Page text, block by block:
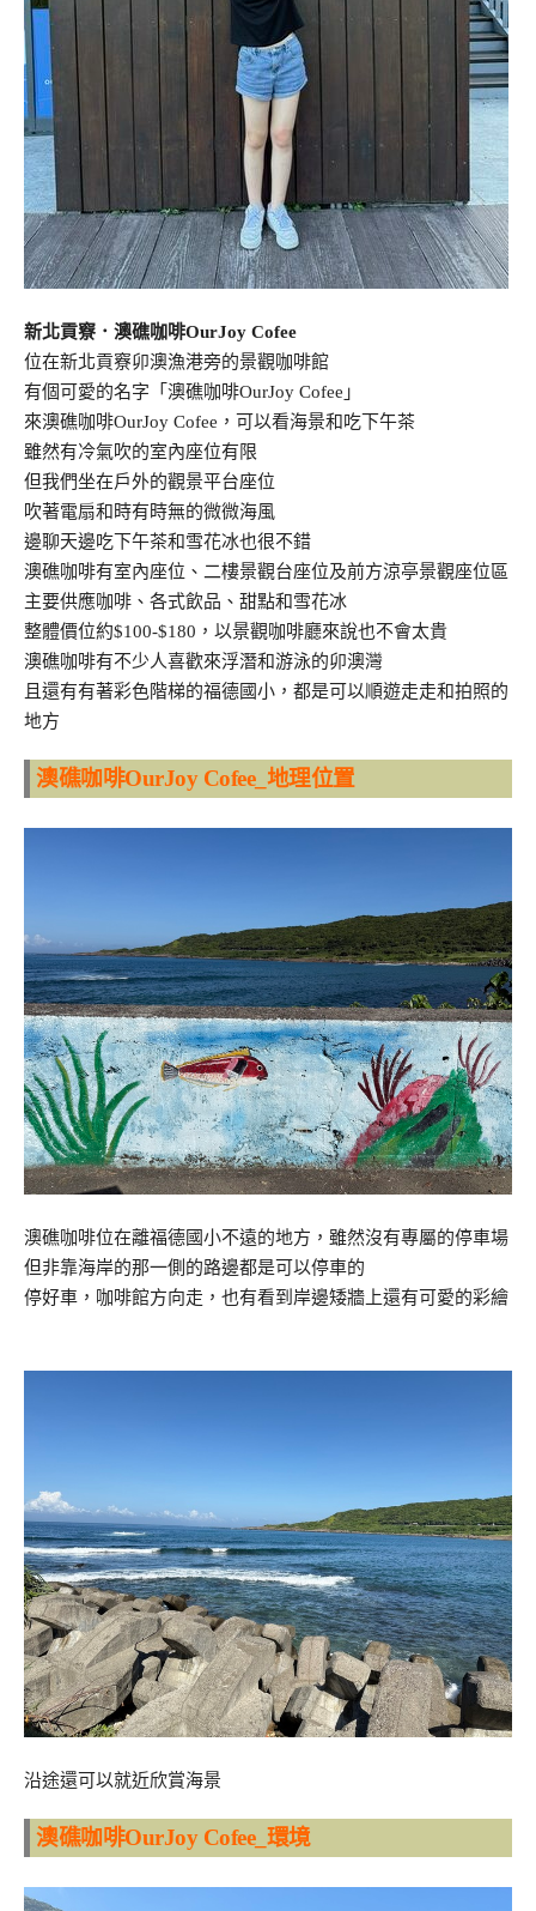
新北貢竂．澳礁咖啡OurJoy Cofee
位在新北貢竂卯澳漁港旁的景觀咖啡館
有個可愛的名字「澳礁咖啡OurJoy Cofee」
來澳礁咖啡OurJoy Cofee，可以看海景和吃下午茶
雖然有冷氣吹的室內座位有限
但我們坐在戶外的觀景平台座位
吹著電扇和時有時無的微微海風
邊聊天邊吃下午茶和雪花冰也很不錯
澳礁咖啡有室內座位、二樓景觀台座位及前方涼亭景觀座位區
主要供應咖啡、各式飲品、甜點和雪花冰
整體價位約$100-$180，以景觀咖啡廳來說也不會太貴
澳礁咖啡有不少人喜歡來浮潛和游泳的卯澳灣
且還有有著彩色階梯的福德國小，都是可以順遊走走和拍照的
地方
澳礁咖啡OurJoy Cofee_地理位置
澳礁咖啡位在離福德國小不遠的地方，雖然沒有專屬的停車場
但非靠海岸的那一側的路邊都是可以停車的
停好車，咖啡館方向走，也有看到岸邊矮牆上還有可愛的彩繪
沿途還可以就近欣賞海景
澳礁咖啡OurJoy Cofee_環境